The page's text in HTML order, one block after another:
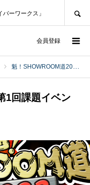
ーワークス」
会員登録
魁！SHOWROOM道2023 第1回課題イベント 自己紹介編
1回課題イベン